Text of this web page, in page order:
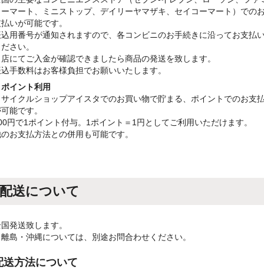
マート、ミニストップ、デイリーヤマザキ、セイコーマート）での
いが可能です。
用番号が通知されますので、各コンビニのお手続きに沿ってお支払
さい。
にてご入金が確認できましたら商品の発送を致します。
手数料はお客様負担でお願いいたします。
イント利用
イクルショップアイスタでのお買い物で貯まる、ポイントでのお支
能です。
円で1ポイント付与。1ポイント＝1円としてご利用いただけます。
お支払方法との併用も可能です。
配送について
発送致します。
島・沖縄については、別途お問合わせください。
送方法について